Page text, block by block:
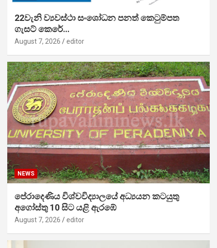
22වැනි ව්‍යවස්ථා සංශෝධන පනත් කෙටුම්පත
ගැසට් කෙරේ…
August 7, 2026 editor
NEWS
පේරාදෙණිය විශ්වවිද්‍යාලයේ අධ්‍යයන කටයුතු
අගෝස්තු 10 සිට යළි ඇරඹේ
August 7, 2026 editor